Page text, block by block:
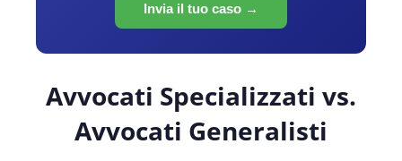
Invia il tuo caso →
Avvocati Specializzati vs.
Avvocati Generalisti